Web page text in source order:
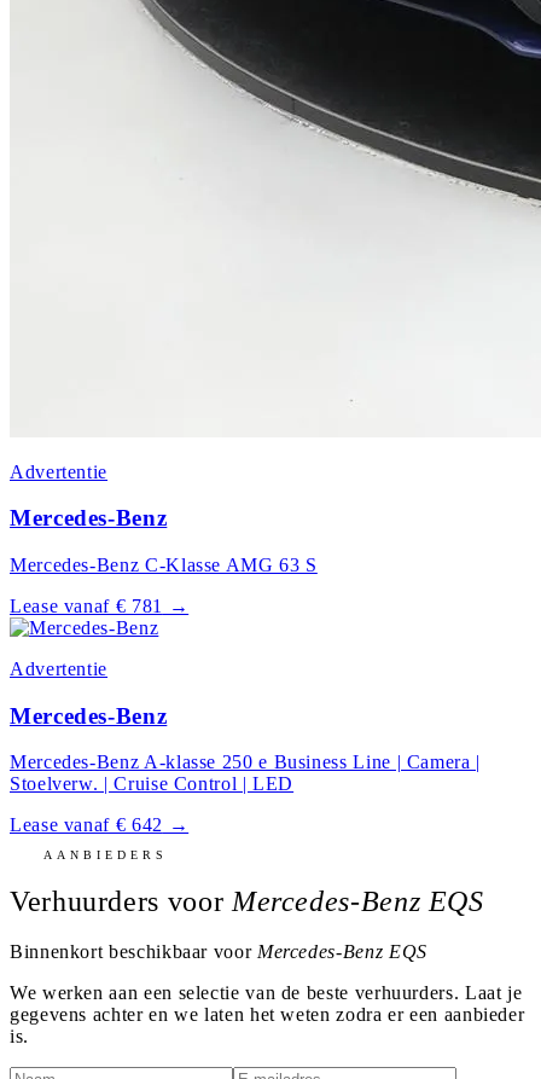
Advertentie
Mercedes-Benz
Mercedes-Benz C-Klasse AMG 63 S
Lease vanaf € 781
→
Advertentie
Mercedes-Benz
Mercedes-Benz A-klasse 250 e Business Line | Camera |
Stoelverw. | Cruise Control | LED
Lease vanaf € 642 →
AANBIEDERS
Verhuurders voorMercedes-Benz EQS
Binnenkort beschikbaar voor Mercedes-Benz EQS
We werken aan een selectie van de beste verhuurders. Laat je
gegevens achter en we laten het weten zodra er een aanbieder
is.